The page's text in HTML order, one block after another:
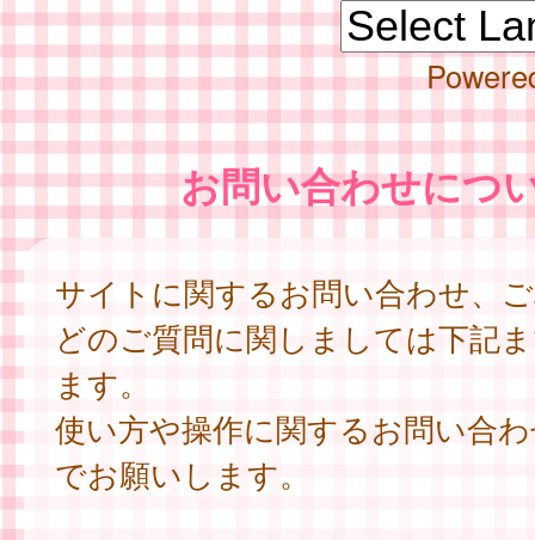
お問い合わせにつ
サイトに関するお問い合わせ、
どのご質問に関しましては下記
ます。
使い方や操作に関するお問い合
でお願いします。